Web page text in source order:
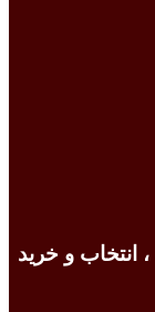
انتخاب و خرید